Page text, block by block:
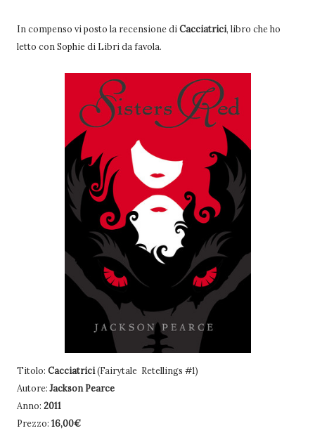
In compenso vi posto la recensione di Cacciatrici, libro che ho
letto con Sophie di Libri da favola.
Titolo: Cacciatrici(Fairytale Retellings #1)
Autore:Jackson Pearce
Anno: 2011
Prezzo: 16,00€